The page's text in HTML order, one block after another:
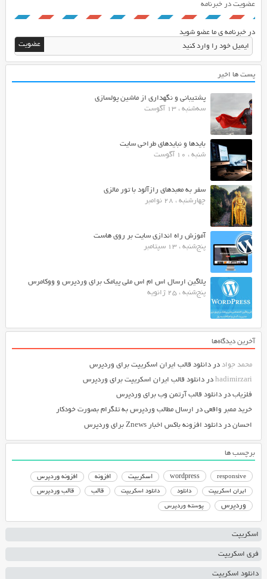
عضویت در خبرنامه
در خبرنامه ی ما عضو شوید
پست ها اخیر
پشتیبانی و نگهداری از ماشین پولسازی
سه‌شنبه ، 13 آگوست
بایدها و نبایدهای طراحی سایت
شنبه ، 10 آگوست
سفر به معبدهای رازآلود با تور مالزی
چهارشنبه ، 28 نوامبر
آموزش راه اندازی سایت بر روی هاست
پنج‌شنبه ، 13 سپتامبر
پلاگین ارسال اس ام اس ملی پیامک برای وردپرس و ووکامرس
پنج‌شنبه ، 25 ژانویه
آخرین دیدگاه‌ها
محمد جواددر دانلود قالب ایران اسکریپت برای وردپرس
hadimirzariدر دانلود قالب ایران اسکریپت برای وردپرس
فلزیابدر دانلود قالب آرتمن وب برای وردپرس
خرید ممبر واقعیدر ارسال مطالب وردپرس به تلگرام بصورت خودکار
احساندر دانلود افزونه باکس اخبار Znews برای وردپرس
برچسب ها
responsive
wordpress اسکریپت افزونه افزونه وردپرس
ایران اسکریپت دانلود دانلود اسکریپت قالب قالب وردپرس
وردپرس پوسته وردپرس
اسکریپت
فری اسکریپت
دانلود اسکریپت